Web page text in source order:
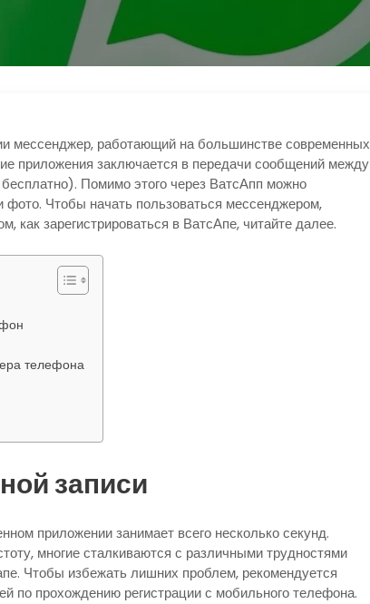
мессенджер, работающий на большинстве современных
приложения заключается в передачи сообщений между
Помимо этого через ВатсАпп можно
фото. Чтобы начать пользоваться мессенджером,
как зарегистрироваться в ВатсАпе, читайте далее.
телефона
записи
приложении занимает всего несколько секунд.
многие сталкиваются с различными трудностями
Чтобы избежать лишних проблем, рекомендуется
по прохождению регистрации с мобильного телефона.